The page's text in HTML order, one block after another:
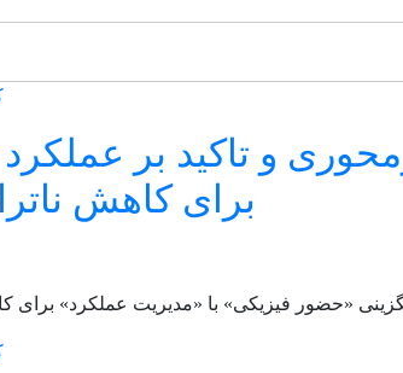
و تاکید بر عملکرد
برای کاهش
«حضور فیزیکی» با «مدیریت عملکرد» برای